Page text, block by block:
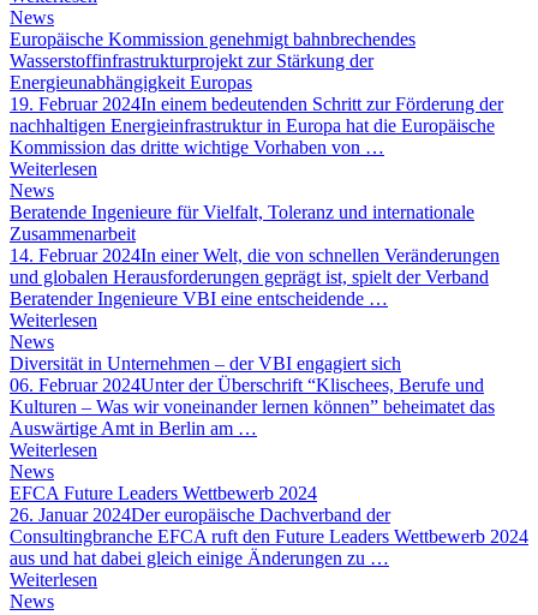
News
Europäische Kommission genehmigt bahnbrechendes
Wasserstoffinfrastrukturprojekt zur Stärkung der
Energieunabhängigkeit Europas
19. Februar 2024In einem bedeutenden Schritt zur Förderung der
nachhaltigen Energieinfrastruktur in Europa hat die Europäische
Kommission das dritte wichtige Vorhaben von …
Weiterlesen
News
Beratende Ingenieure für Vielfalt, Toleranz und internationale
Zusammenarbeit
14. Februar 2024In einer Welt, die von schnellen Veränderungen
und globalen Herausforderungen geprägt ist, spielt der Verband
Beratender Ingenieure VBI eine entscheidende …
Weiterlesen
News
Diversität in Unternehmen – der VBI engagiert sich
06. Februar 2024Unter der Überschrift “Klischees, Berufe und
Kulturen – Was wir voneinander lernen können” beheimatet das
Auswärtige Amt in Berlin am …
Weiterlesen
News
EFCA Future Leaders Wettbewerb 2024
26. Januar 2024Der europäische Dachverband der
Consultingbranche EFCA ruft den Future Leaders Wettbewerb 2024
aus und hat dabei gleich einige Änderungen zu …
Weiterlesen
News